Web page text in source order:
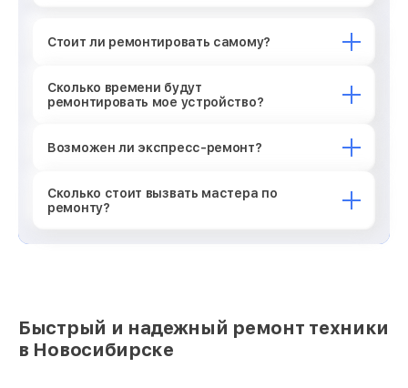
Стоит ли ремонтировать самому?
Сколько времени будут
ремонтировать мое устройство?
Возможен ли экспресс-ремонт?
Сколько стоит вызвать мастера по
ремонту?
Быстрый и надежный ремонт техники
в Новосибирске